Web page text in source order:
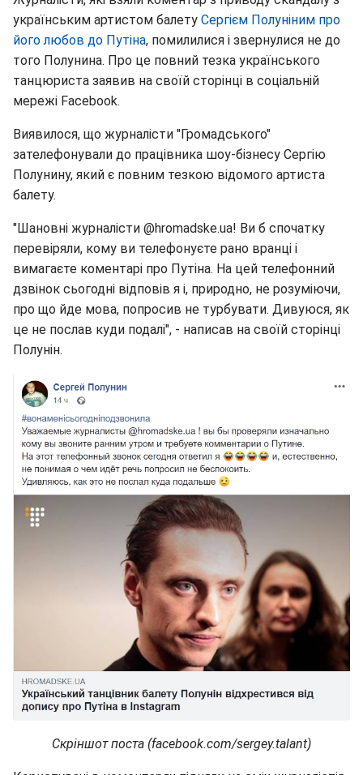
українським артистом балету Сергієм Полуніним про
його любов до Путіна, помилилися і звернулися не до
того Полунина. Про це повний тезка українського
танцюриста заявив на своїй сторінці в соціальній
мережі Facebook.
Виявилося, що журналісти "Громадського"
зателефонували до працівника шоу-бізнесу Сергію
Полунину, який є повним тезкою відомого артиста
балету.
"Шановні журналісти @hromadske.ua! Ви б спочатку
перевіряли, кому ви телефонуєте рано вранці і
вимагаєте коментарі про Путіна. На цей телефонний
дзвінок сьогодні відповів я і, природно, не розуміючи,
про що йде мова, попросив не турбувати. Дивуюся, як
це не послав куди подалі", - написав на своїй сторінці
Полунін.
Скріншот поста (facebook.com/sergey.talant)